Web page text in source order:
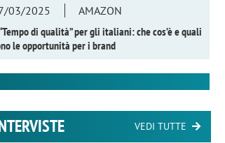
03/2025
AMAZON
di qualità” per gli italiani: che cos’è e quali
le opportunità per i brand
VEDI TUTTE